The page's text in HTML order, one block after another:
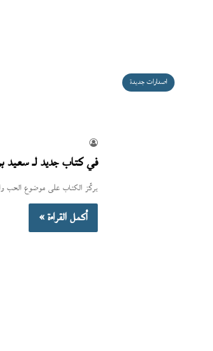
اصدارات جديدة
في كتاب جديد لـ سعيد
يركّز الكتاب على موضوع الحب
أكمل القراءة »